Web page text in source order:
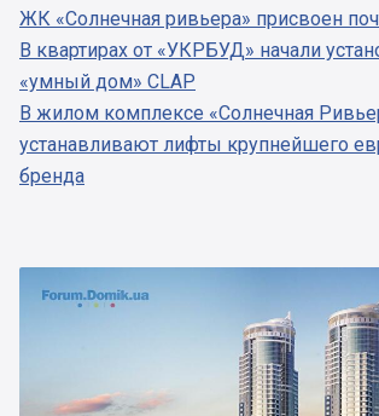
ЖК «Солнечная ривьера» присвоен
В квартирах от «УКРБУД» начали
«умный дом» CLAP
В жилом комплексе «Солнечная
устанавливают лифты крупнейшего
бренда